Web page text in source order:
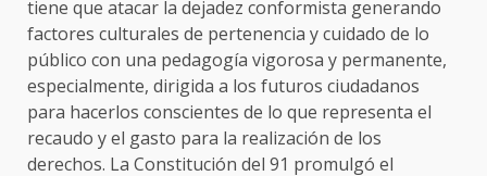
tiene que atacar la dejadez conformista generando
factores culturales de pertenencia y cuidado de lo
público con una pedagogía vigorosa y permanente,
especialmente, dirigida a los futuros ciudadanos
para hacerlos conscientes de lo que representa el
recaudo y el gasto para la realización de los
derechos. La Constitución del 91 promulgó el